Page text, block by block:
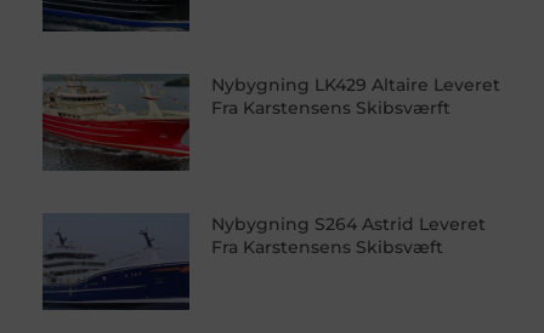
Nybygning LK429 Altaire Leveret
Fra Karstensens Skibsværft
Nybygning S264 Astrid Leveret
Fra Karstensens Skibsvæft